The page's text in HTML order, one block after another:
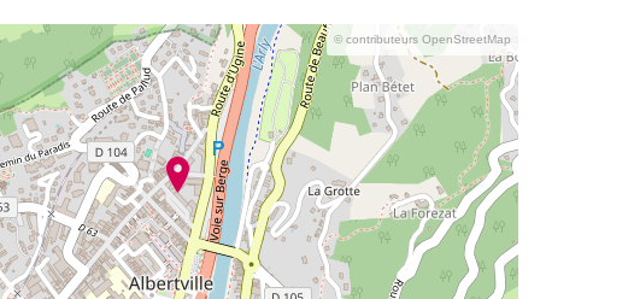
© contributeurs OpenStreetMap